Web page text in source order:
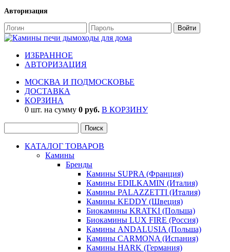
Авторизация
ИЗБРАННОЕ
АВТОРИЗАЦИЯ
МОСКВА И ПОДМОСКОВЬЕ
ДОСТАВКА
КОРЗИНА
0 шт. на сумму 0 руб. В КОРЗИНУ
КАТАЛОГ ТОВАРОВ
Камины
Бренды
Камины SUPRA (Франция)
Камины EDILKAMIN (Италия)
Камины PALAZZETTI (Италия)
Камины KEDDY (Швеция)
Биокамины KRATKI (Польша)
Биокамины LUX FIRE (Россия)
Камины ANDALUSIA (Польша)
Камины CARMONA (Испания)
Камины HARK (Германия)